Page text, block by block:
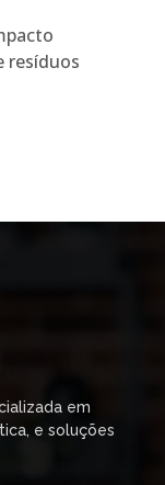
resíduos
em
e soluções